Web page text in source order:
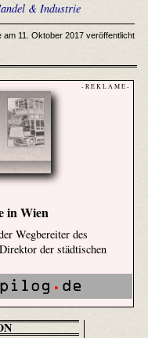
& Industrie
am 11. Oktober 2017 veröffentlicht
- R E K L A M E -
in Wien
Wegbereiter des
der städtischen